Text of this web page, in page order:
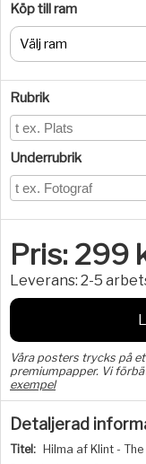
Köp till ram
Välj ram
Rubrik
Underrubrik
Pris: 299
Leverans: 2-5
Våra posters trycks på
premiumpapper. Vi
exempel
Detaljerad
Titel:
Hilma af Klint -